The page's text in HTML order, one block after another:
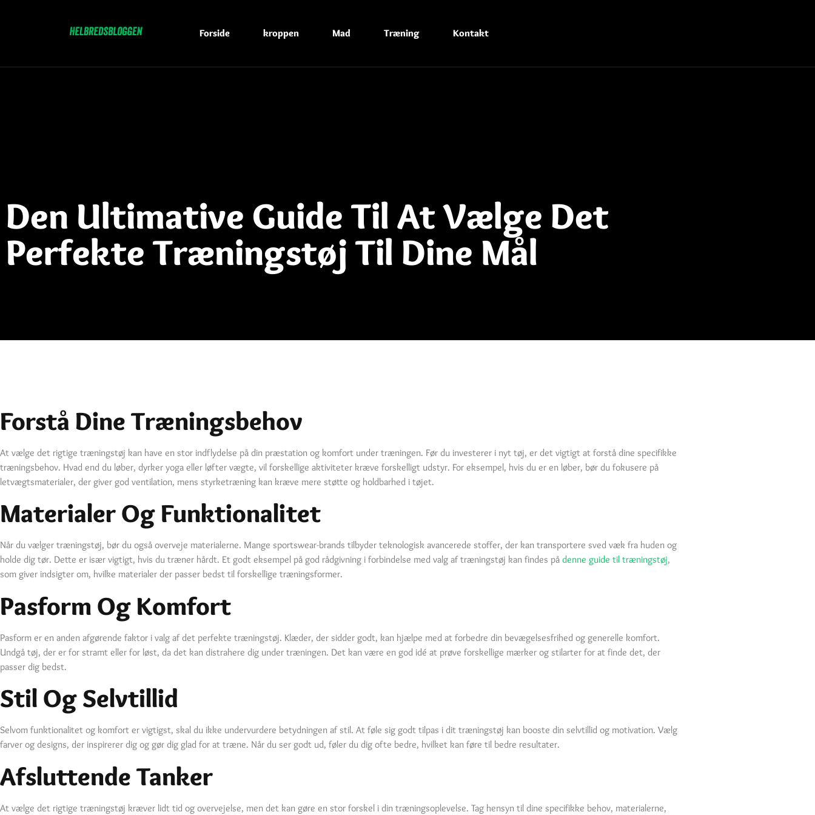
Forside kroppen Mad Træning Kontakt
Den Ultimative Guide Til At Vælge Det
Perfekte Træningstøj Til Dine Mål
Forstå Dine Træningsbehov
At vælge det rigtige træningstøj kan have en stor indflydelse på din præstation og komfort under træningen. Før du investerer i nyt tøj, er det vigtigt at forstå dine specifikke
træningsbehov. Hvad end du løber, dyrker yoga eller løfter vægte, vil forskellige aktiviteter kræve forskelligt udstyr. For eksempel, hvis du er en løber, bør du fokusere på
letvægtsmaterialer, der giver god ventilation, mens styrketræning kan kræve mere støtte og holdbarhed i tøjet.
Materialer Og Funktionalitet
Når du vælger træningstøj, bør du også overveje materialerne. Mange sportswear-brands tilbyder teknologisk avancerede stoffer, der kan transportere sved væk fra huden og
holde dig tør. Dette er især vigtigt, hvis du træner hårdt. Et godt eksempel på god rådgivning i forbindelse med valg af træningstøj kan findes på denne guide til træningstøj,
som giver indsigter om, hvilke materialer der passer bedst til forskellige træningsformer.
Pasform Og Komfort
Pasform er en anden afgørende faktor i valg af det perfekte træningstøj. Klæder, der sidder godt, kan hjælpe med at forbedre din bevægelsesfrihed og generelle komfort.
Undgå tøj, der er for stramt eller for løst, da det kan distrahere dig under træningen. Det kan være en god idé at prøve forskellige mærker og stilarter for at finde det, der
passer dig bedst.
Stil Og Selvtillid
Selvom funktionalitet og komfort er vigtigst, skal du ikke undervurdere betydningen af stil. At føle sig godt tilpas i dit træningstøj kan booste din selvtillid og motivation. Vælg
farver og designs, der inspirerer dig og gør dig glad for at træne. Når du ser godt ud, føler du dig ofte bedre, hvilket kan føre til bedre resultater.
Afsluttende Tanker
At vælge det rigtige træningstøj kræver lidt tid og overvejelse, men det kan gøre en stor forskel i din træningsoplevelse. Tag hensyn til dine specifikke behov, materialerne,